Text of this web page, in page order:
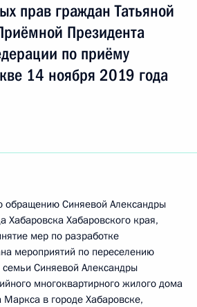
прав граждан Татьяной
Президента
по приёму
14 ноября 2019 года
обращению Синяевой Александры
Хабаровска Хабаровского края,
мер по разработке
мероприятий по переселению
Синяевой Александры
многоквартирного жилого дома
в городе Хабаровске,